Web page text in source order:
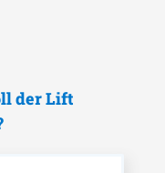
der Lift